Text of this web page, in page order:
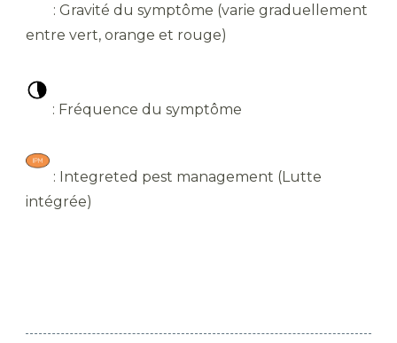
: Gravité du symptôme (varie graduellement
entre vert, orange et rouge)
: Fréquence du symptôme
: Integreted pest management (Lutte
intégrée)